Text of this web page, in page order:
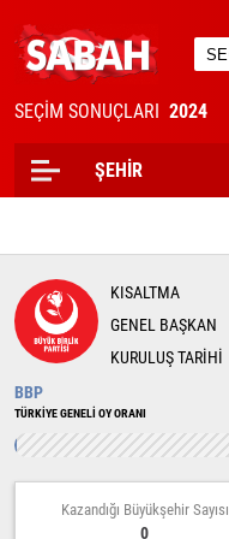
SEÇİM SONUÇLARI 2024
KISALTMA
GENEL BAŞKAN
KURULUŞ TARİHİ
BBP
TÜRKİYE GENELİ OY ORANI
Kazandığı Büyükşehir Sayısı
0